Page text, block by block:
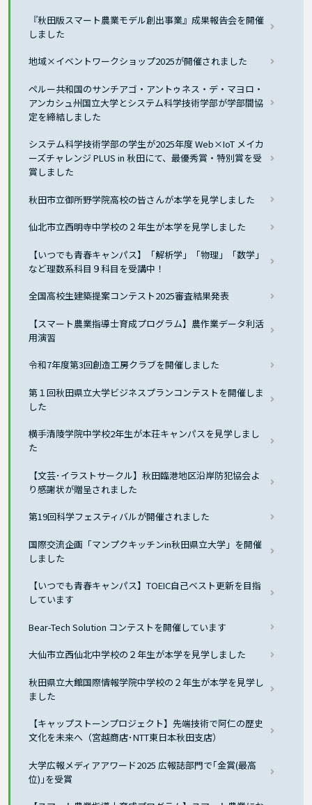
『秋田版スマート農業モデル創出事業』成果報告会を開催
しました
地域×イベントワークショップ2025が開催されました
ペルー共和国のサンチアゴ・アントゥネス・デ・マヨロ・
アンカシュ州国立大学とシステム科学技術学部が学部間協
定を締結しました
システム科学技術学部の学生が2025年度 Web×IoT メイカ
ーズチャレンジ PLUS in 秋田にて、最優秀賞・特別賞を受
賞しました
秋田市立御所野学院高校の皆さんが本学を見学しました
仙北市立西明寺中学校の２年生が本学を見学しました
【いつでも青春キャンパス】「解析学」「物理」「数学」
など理数系科目９科目を受講中！
全国高校生建築提案コンテスト2025審査結果発表
【スマート農業指導士育成プログラム】農作業データ利活
用演習
令和7年度第3回創造工房クラブを開催しました
第１回秋田県立大学ビジネスプランコンテストを開催しま
した
横手清陵学院中学校2年生が本荘キャンパスを見学しまし
た
【文芸･イラストサークル】秋田臨港地区沿岸防犯協会よ
り感謝状が贈呈されました
第19回科学フェスティバルが開催されました
国際交流企画「マンプクキッチンin秋田県立大学」を開催
しました
【いつでも青春キャンパス】TOEIC自己ベスト更新を目指
しています
Bear-Tech Solution コンテストを開催しています
大仙市立西仙北中学校の２年生が本学を見学しました
秋田県立大館国際情報学院中学校の２年生が本学を見学し
ました
【キャップストーンプロジェクト】先端技術で阿仁の歴史
文化を未来へ（宮越商店･NTT東日本秋田支店）
大学広報メディアアワード2025 広報誌部門で｢金賞(最高
位)｣を受賞